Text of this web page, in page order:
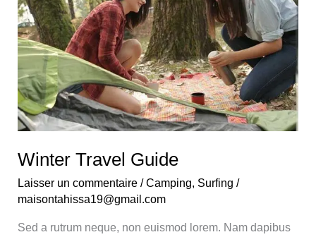
Winter Travel Guide
Laisser un commentaire /Camping, Surfing /
maisontahissa19@gmail.com
Sed a rutrum neque, non euismod lorem. Nam dapibus